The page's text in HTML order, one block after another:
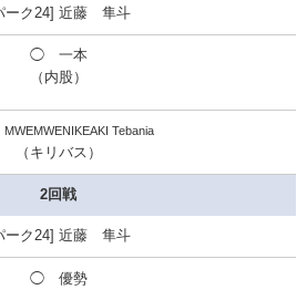
近藤 隼斗
◯ 一本
（内股）
MWEMWENIKEAKI Tebania
（キリバス）
2回戦
近藤 隼斗
◯ 優勢